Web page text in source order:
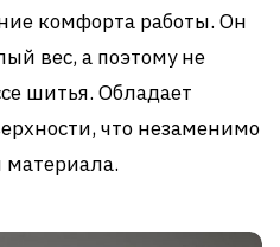
комфорта работы. Он
вес, а поэтому не
шитья. Обладает
что незаменимо
материала.